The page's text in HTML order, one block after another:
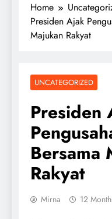
Home
Presiden Ajak
Majukan Rakyat
UNCATEGORIZED
Presiden
Bersama
Rakyat
Mirna 12